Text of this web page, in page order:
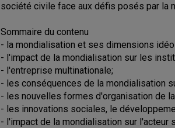
société civile face aux défis posés par la
Sommaire du contenu
- la mondialisation et ses dimensions
- l'impact de la mondialisation sur les
- l'entreprise multinationale;
- les conséquences de la mondialisation
- les nouvelles formes d'organisation de
- les innovations sociales, le
- l'impact de la mondialisation sur